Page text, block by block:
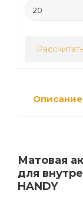
Описание
Матовая
для
HANDY